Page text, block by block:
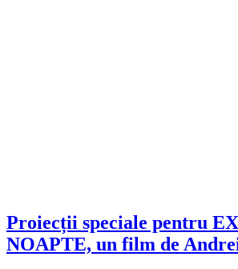
Proiecții speciale pentru
NOAPTE, un film de